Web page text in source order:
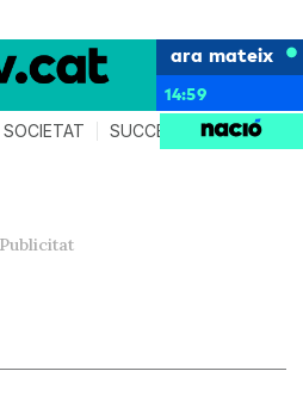
ara mateix
14:59
SOCIETAT SUCCESSOS